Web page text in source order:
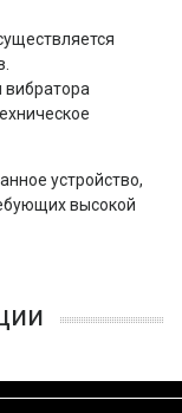
устройство,
высокой